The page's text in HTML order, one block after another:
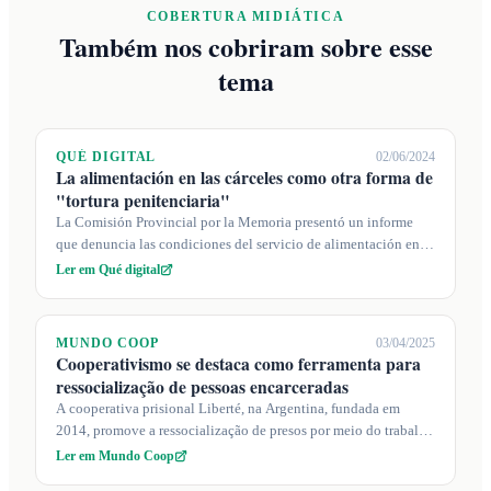
COBERTURA MIDIÁTICA
Também nos cobriram sobre esse
tema
QUÉ DIGITAL 02/06/2024
La alimentación en las cárceles como otra forma de
"tortura penitenciaria"
La Comisión Provincial por la Memoria presentó un informe
que denuncia las condiciones del servicio de alimentación en
las cárceles de Batán...
Ler em Qué digital
MUNDO COOP 03/04/2025
Cooperativismo se destaca como ferramenta para
ressocialização de pessoas encarceradas
A cooperativa prisional Liberté, na Argentina, fundada em
2014, promove a ressocialização de presos por meio do trabalho
autogerido em diver...
Ler em Mundo Coop